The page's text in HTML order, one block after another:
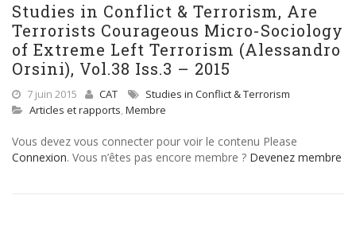
Studies in Conflict & Terrorism, Are
Terrorists Courageous Micro-Sociology
of Extreme Left Terrorism (Alessandro
Orsini), Vol.38 Iss.3 – 2015
7 juin 2015 CAT
Studies in Conflict & Terrorism
Articles et rapports, Membre
Vous devez vous connecter pour voir le contenu Please
Connexion. Vous n’êtes pas encore membre ? Devenez membre